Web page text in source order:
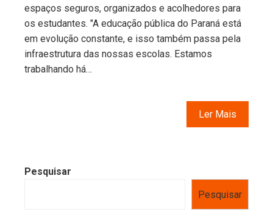
espaços seguros, organizados e acolhedores para
os estudantes. "A educação pública do Paraná está
em evolução constante, e isso também passa pela
infraestrutura das nossas escolas. Estamos
trabalhando há…
Ler Mais
Pesquisar
Pesquisar